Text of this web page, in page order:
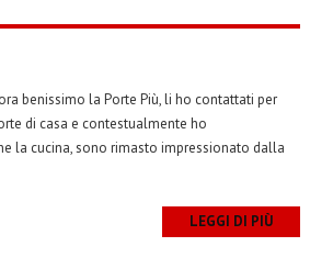
benissimo la Porte Più, li ho contattati per
di casa e contestualmente ho
la cucina, sono rimasto impressionato dalla
LEGGI DI PIÙ